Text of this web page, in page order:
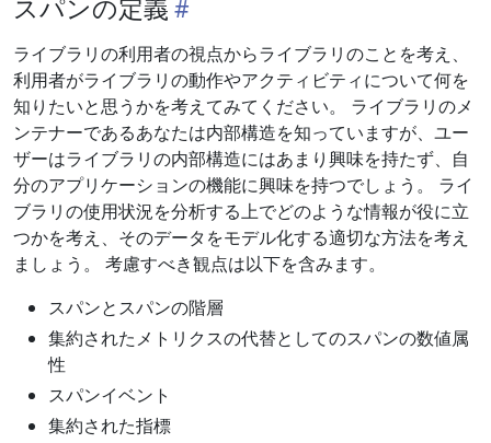
スパンの定義
ライブラリの利用者の視点からライブラリのことを考え、
利用者がライブラリの動作やアクティビティについて何を
知りたいと思うかを考えてみてください。 ライブラリのメ
ンテナーであるあなたは内部構造を知っていますが、ユー
ザーはライブラリの内部構造にはあまり興味を持たず、自
分のアプリケーションの機能に興味を持つでしょう。 ライ
ブラリの使用状況を分析する上でどのような情報が役に立
つかを考え、そのデータをモデル化する適切な方法を考え
ましょう。 考慮すべき観点は以下を含みます。
スパンとスパンの階層
集約されたメトリクスの代替としてのスパンの数値属
性
スパンイベント
集約された指標